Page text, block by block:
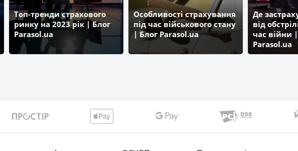
АІГ УКРАЇНА АХА Страхування
ДІМ Страхування КРЕДО
«УСГ» ПРОВІДНА АРСЕНАЛ Страхування
Топ-тренди страхового
ринку на 2023 рік | Блог
Parasol.ua
Особливості страхування
під час військового стану
| Блог Parasol.ua
Де
від
час війни
Parasol.ua